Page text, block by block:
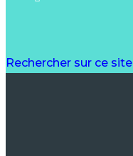
Rechercher sur ce site